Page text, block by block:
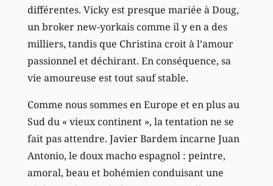
différentes. Vicky est presque mariée à Doug,
un broker new-yorkais comme il y en a des
milliers, tandis que Christina croit à l’amour
passionnel et déchirant. En conséquence, sa
vie amoureuse est tout sauf stable.
Comme nous sommes en Europe et en plus au
Sud du « vieux continent », la tentation ne se
fait pas attendre. Javier Bardem incarne Juan
Antonio, le doux macho espagnol : peintre,
amoral, beau et bohémien conduisant une